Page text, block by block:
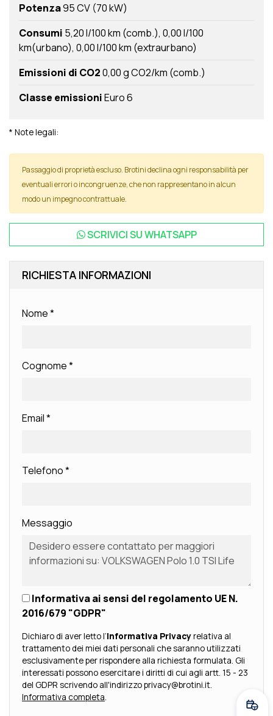
Potenza95 CV (70 kW)
Consumi 5,20 l/100 km (comb.) 0,00 l/100
km(urbano) 0,00 l/100 km (extraurbano)
Emissioni di CO20,00 g CO2/km (comb.)
Classe emissioniEuro 6
* Note legali:
Passaggio di proprietà escluso. Brotini declina ogni responsabilità per
eventuali errori o incongruenze, che non rappresentano in alcun
modo un impegno contrattuale.
SCRIVICI SUWHATSAPP
RICHIESTA INFORMAZIONI
Nome*
Cognome*
Email*
Telefono*
Messaggio
Informativa ai sensi del regolamento UE N.
2016/679 "GDPR"
Dichiaro di aver letto l’Informativa Privacyrelativa al
trattamento dei miei dati personali che saranno utilizzati
esclusivamente per rispondere alla richiesta formulata. Gli
interessati possono esercitare i diritti di cui agli artt. 15 - 23
del GDPR scrivendo all'indirizzo privacy@brotini.it.
Informativa completa.